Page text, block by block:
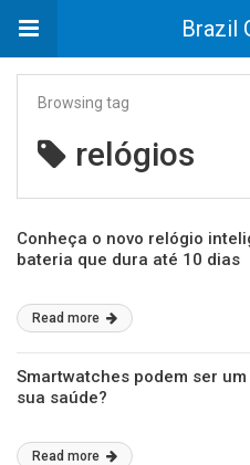
Brazil
Browsing tag
relógios
Conheça o novo relógio
bateria que dura até 10 dias
Read more
Smartwatches podem ser
sua saúde?
Read more